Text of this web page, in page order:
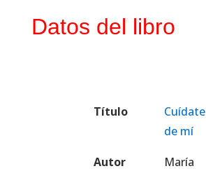
Datos del libro
Título
Cuídate
de mí
Autor
María